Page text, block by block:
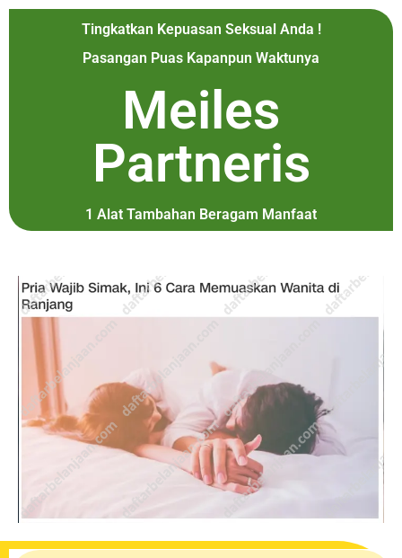
Tingkatkan Kepuasan Seksual Anda !
Pasangan Puas Kapanpun Waktunya
Meiles
Partneris
1 Alat Tambahan Beragam Manfaat